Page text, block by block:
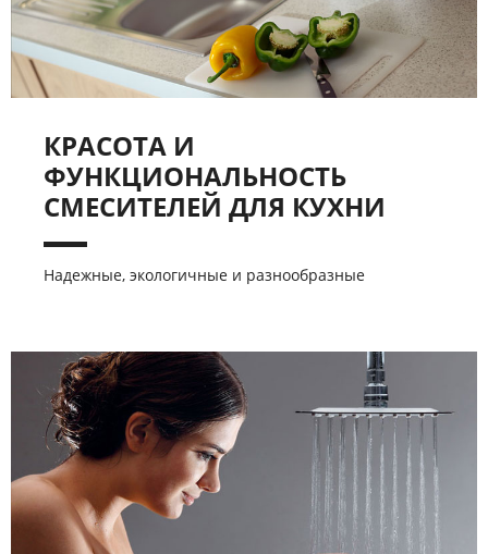
КРАСОТА И
ФУНКЦИОНАЛЬНОСТЬ
СМЕСИТЕЛЕЙ ДЛЯ КУХНИ
Надежные, экологичные и разнообразные